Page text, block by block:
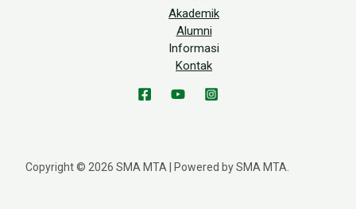
Akademik
Alumni
Informasi
Kontak
Copyright © 2026 SMA MTA | Powered by SMA MTA.